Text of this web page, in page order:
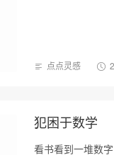
点点灵感
犯困于数学
看书看到一堆数